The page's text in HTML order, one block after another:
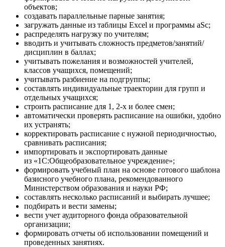
объектов;
создавать параллельные парные занятия;
загружать данные из таблицы Excel и программы aSc;
распределять нагрузку по учителям;
вводить и учитывать сложность предметов/занятий/
дисциплин в баллах;
учитывать пожелания и возможностей учителей,
классов учащихся, помещений;
учитывать разбиение на подгруппы;
составлять индивидуальные траектории для групп и
отдельных учащихся;
строить расписание для 1, 2-х и более смен;
автоматически проверять расписание на ошибки, удобно
их устранять;
корректировать расписание с нужной периодичностью,
сравнивать расписания;
импортировать и экспортировать данные
из «1С:Общеобразовательное учреждение»;
формировать учебный план на основе готового шаблона
базисного учебного плана, рекомендованного
Министерством образования и науки РФ;
составлять несколько расписаний и выбирать лучшее;
подбирать и вести замены;
вести учет аудиторного фонда образовательной
организации;
формировать отчеты об использовании помещений и
проведенных занятиях.